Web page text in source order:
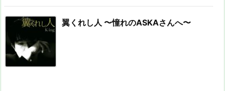
翼くれし人 〜憧れのASKAさんへ〜